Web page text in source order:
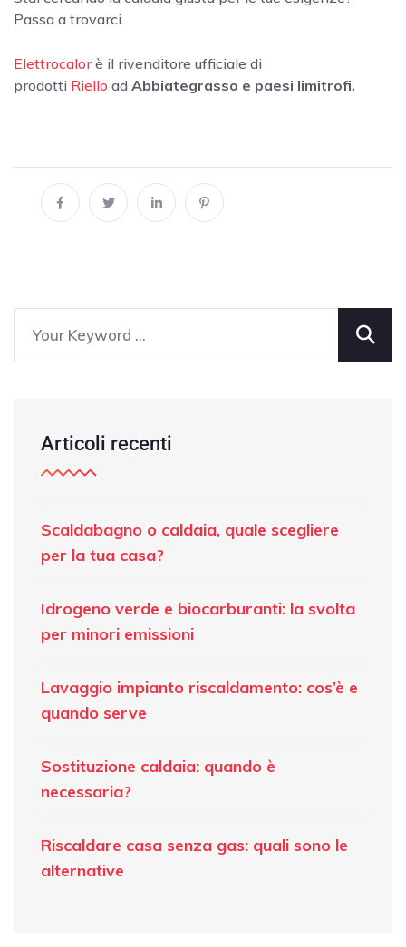
Passa a trovarci.
Elettrocalorè il rivenditore ufficiale di
prodotti Riello ad Abbiategrasso e paesi limitrofi.
Articoli recenti
Scaldabagno o caldaia, quale scegliere
per la tua casa?
Idrogeno verde e biocarburanti: la svolta
per minori emissioni
Lavaggio impianto riscaldamento: cos’è e
quando serve
Sostituzione caldaia: quando è
necessaria?
Riscaldare casa senza gas: quali sono le
alternative